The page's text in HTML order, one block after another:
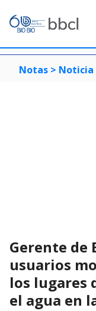
Notas > Noticia
Gerente de
usuarios
los lugares
el agua en